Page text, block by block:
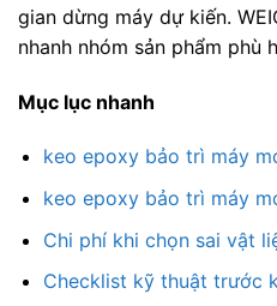
gian dừng máy dự kiến.
nhanh nhóm sản phẩm phù
Mục lục nhanh
keo epoxy bảo trì máy
keo epoxy bảo trì máy
Chi phí khi chọn sai vật
Checklist kỹ thuật trước